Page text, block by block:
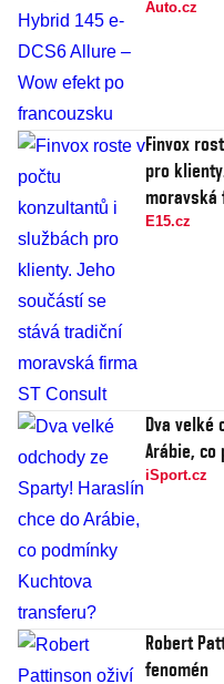
Auto.cz
Finvox
pro
moravská
E15.cz
Dva velké
Arábie, co
iSport.cz
Robert
fenomén